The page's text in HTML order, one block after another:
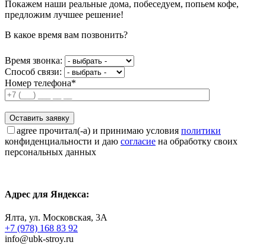
Покажем наши реальные дома, побеседуем, попьем кофе,
предложим лучшее решение!
В какое время вам позвонить?
Время звонка:
Способ связи:
Номер телефона*
agree прочитал(-а) и принимаю условия политики
конфиденциальности и даю согласие на обработку своих
персональных данных
Адрес для Яндекса:
Ялта, ул. Московская, 3А
+7 (978) 168 83 92
info@ubk-stroy.ru